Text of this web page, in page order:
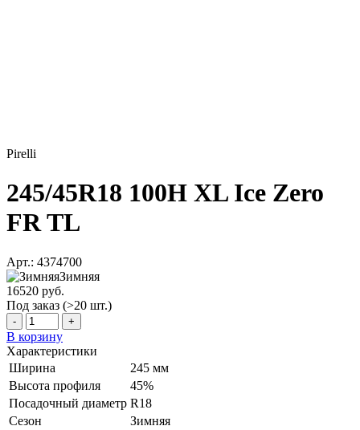
Pirelli
245/45R18 100H XL Ice Zero
FR TL
Арт.: 4374700
Зимняя
16520 руб.
Под заказ (>20 шт.)
- +
В корзину
Характеристики
Ширина
245 мм
Высота профиля
45%
Посадочный диаметр R18
Сезон
Зимняя